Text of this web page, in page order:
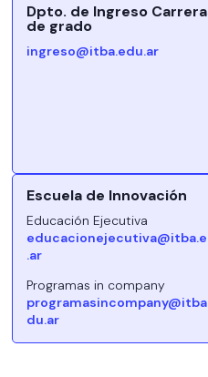
Dpto. de Ingreso
de grado
ingreso@itba.edu.ar
Escuela de Innovación
Educación Ejecutiva
.ar
Programas in company
du.ar